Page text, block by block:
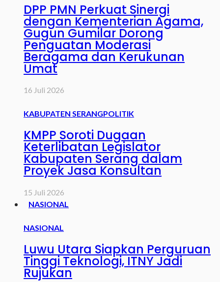
DPP PMN Perkuat Sinergi
dengan Kementerian Agama,
Gugun Gumilar Dorong
Penguatan Moderasi
Beragama dan Kerukunan
Umat
16 Juli 2026
KABUPATEN SERANGPOLITIK
KMPP Soroti Dugaan
Keterlibatan Legislator
Kabupaten Serang dalam
Proyek Jasa Konsultan
15 Juli 2026
NASIONAL
NASIONAL
Luwu Utara Siapkan Perguruan
Tinggi Teknologi, ITNY Jadi
Rujukan